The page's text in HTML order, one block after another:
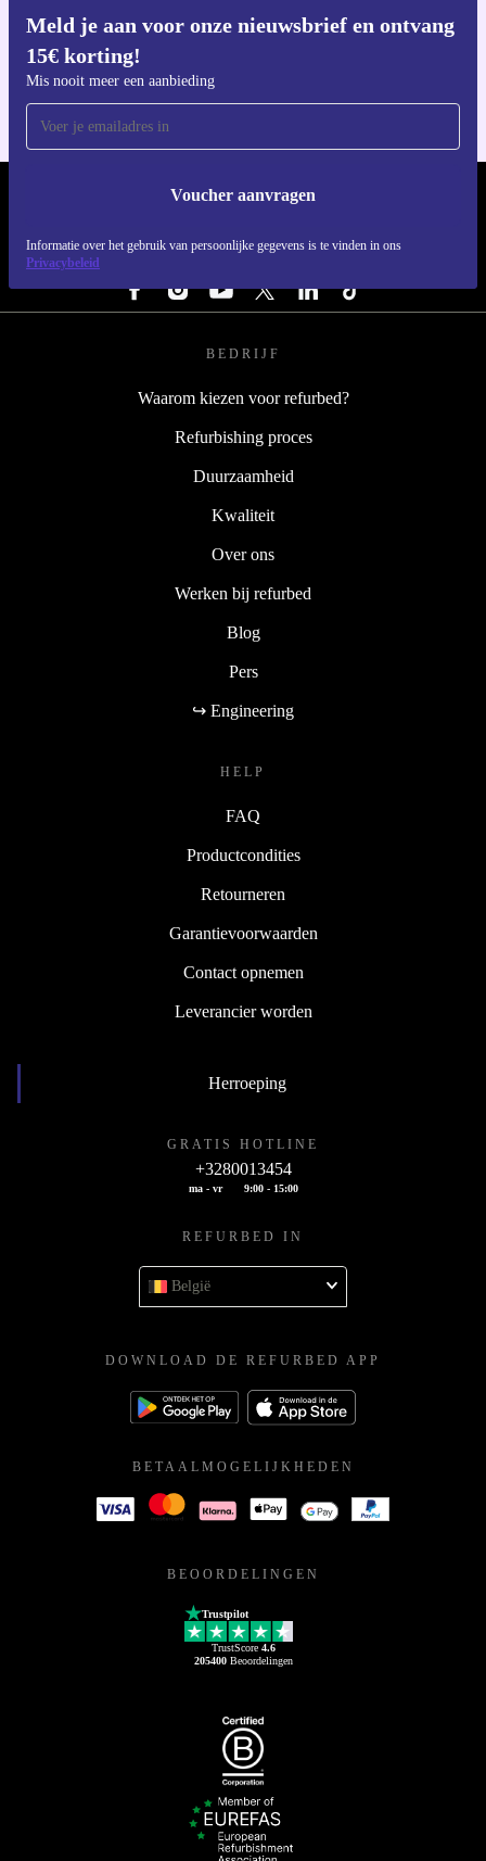
Meld je aan voor onze nieuwsbrief en ontvang
15€ korting!
Mis nooit meer een aanbieding
Voucher aanvragen
Informatie over het gebruik van persoonlijke gegevens is te vinden in ons
Privacybeleid
Download de refurbed app
REFURBED NEDERLAND - RETHINK NEW.
VOLG ONS
BEDRIJF
Waarom kiezen voor refurbed?
Refurbishing proces
Duurzaamheid
Kwaliteit
Over ons
Werken bij refurbed
Blog
Pers
↪ Engineering
HELP
FAQ
Productcondities
Retourneren
Garantievoorwaarden
Contact opnemen
Leverancier worden
Herroeping
GRATIS HOTLINE
+3280013454
ma - vr 9:00 - 15:00
REFURBED IN
België
DOWNLOAD DE REFURBED APP
BETAALMOGELIJKHEDEN
BEOORDELINGEN
Trustpilot
TrustScore 4.6
205400Beoordelingen